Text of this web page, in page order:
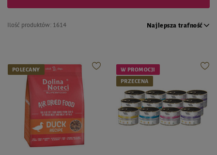
Ilość produktów: 1614 Najlepsza trafność
POLECANY
W PROMOCJI
PRZECENA